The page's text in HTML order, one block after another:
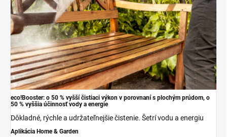
eco!Booster: o 50 % vyšší čistiaci výkon v porovnaní s plochým prúdom, o
50 % vyššia účinnosť vody a energie
Dôkladné, rýchle a udržateľnejšie čistenie. Šetrí vodu a energiu
Aplikácia Home & Garden